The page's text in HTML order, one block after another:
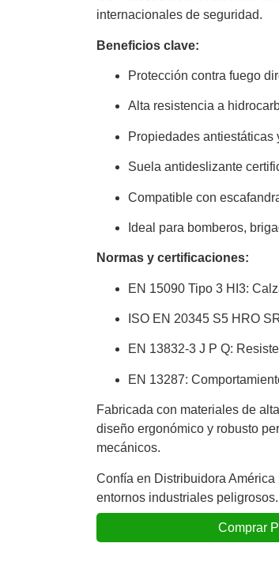
internacionales de seguridad.
Beneficios clave:
Protección contra fuego
Alta resistencia a
Propiedades antiestáticas
Suela antideslizante
Compatible con
Ideal para bomberos,
Normas y certificaciones:
EN 15090 Tipo 3 HI3:
ISO EN 20345 S5 HRO
EN 13832-3 J P Q:
EN 13287:
Fabricada con materiales de
diseño ergonómico y robusto
mecánicos.
Confía en Distribuidora
entornos industriales peligrosos.
Comprar